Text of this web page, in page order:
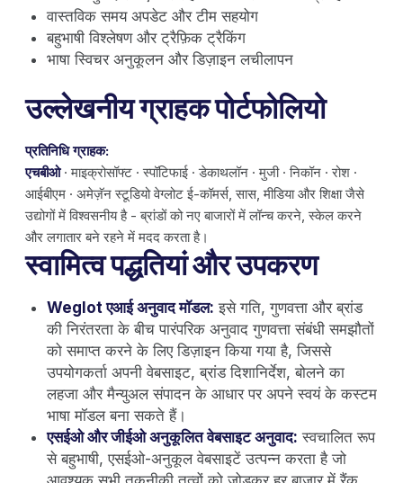
वास्तविक समय अपडेट और टीम सहयोग
बहुभाषी विश्लेषण और ट्रैफ़िक ट्रैकिंग
भाषा स्विचर अनुकूलन और डिज़ाइन लचीलापन
उल्लेखनीय ग्राहक पोर्टफोलियो
प्रतिनिधि ग्राहक:
एचबीओ· माइक्रोसॉफ्ट · स्पॉटिफाई · डेकाथलॉन · मुजी · निकॉन · रोश ·
आईबीएम · अमेज़ॅन स्टूडियो वेग्लोट ई-कॉमर्स, सास, मीडिया और शिक्षा जैसे
उद्योगों में विश्वसनीय है - ब्रांडों को नए बाजारों में लॉन्च करने, स्केल करने
और लगातार बने रहने में मदद करता है।
स्वामित्व पद्धतियां और उपकरण
Weglot एआई अनुवाद मॉडल: इसे गति, गुणवत्ता और ब्रांड
की निरंतरता के बीच पारंपरिक अनुवाद गुणवत्ता संबंधी समझौतों
को समाप्त करने के लिए डिज़ाइन किया गया है, जिससे
उपयोगकर्ता अपनी वेबसाइट, ब्रांड दिशानिर्देश, बोलने का
लहजा और मैन्युअल संपादन के आधार पर अपने स्वयं के कस्टम
भाषा मॉडल बना सकते हैं।
एसईओ और जीईओ अनुकूलित वेबसाइट अनुवाद: स्वचालित रूप
से बहुभाषी, एसईओ-अनुकूल वेबसाइटें उत्पन्न करता है जो